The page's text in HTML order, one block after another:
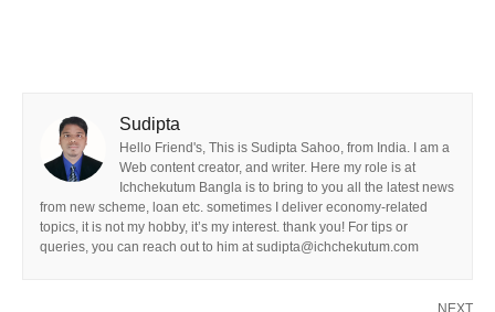
Sudipta
Hello Friend's, This is Sudipta Sahoo, from India. I am a
Web content creator, and writer. Here my role is at
Ichchekutum Bangla is to bring to you all the latest news
from new scheme, loan etc. sometimes I deliver economy-related
topics, it is not my hobby, it’s my interest. thank you! For tips or
queries, you can reach out to him at sudipta@ichchekutum.com
NEXT